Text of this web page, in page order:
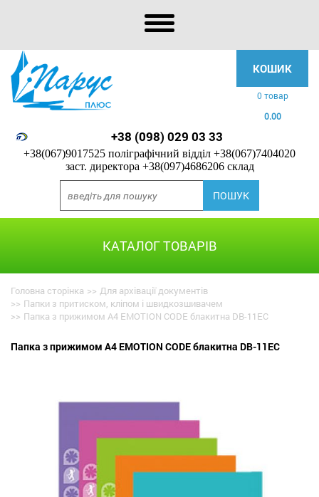
КОШИК
0 товар
0.00
+38 (098) 029 03 33
+38(067)9017525 поліграфічний відділ +38(067)7404020
заст. директора +38(097)4686206 склад
КАТАЛОГ ТОВАРІВ
Головна сторінка >> Для архівації документів
>> Папки з притиском, кліпом і швидкозшивачем
>> Папка з прижимом A4 EMOTION CODE блакитна DB-11EC
Папка з прижимом A4 EMOTION CODE блакитна DB-11EC